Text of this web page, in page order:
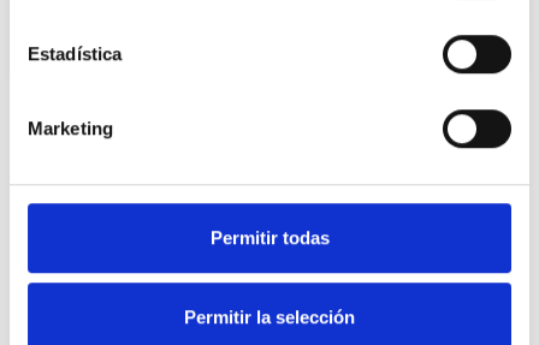
Estadística
Marketing
Permitir todas
Permitir la selección
ingrediente vegano que imita las funciones
Adecuado para formular cosmética vegana
Biollagen destaca por su rendimiento,
más efectivo que el colágeno convencional
Ingredientes relacionados
ZINC OXIDO LIGERO EP